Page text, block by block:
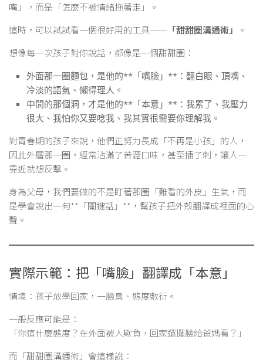
嘴」，而是「怎麼不被情緒拖著走」。
這時，可以試試看一個很好用的工具—— 「甜甜圈溝通術」
。
想像每一次孩子對你說話，都像是一個甜甜圈：
外面那一圈麵包，是他的**「嘴臉」**：翻白眼、頂嘴、
冷淡的語氣、懶得理人。
中間的那個洞，才是他的**「本意」**：我累了、我壓力
很大、我怕你又要唸我、我其實很需要你理解我。
對青春期的孩子來說，他們正努力長成「不再是小孩」的人，
因此外層那一圈，經常沾滿了苦澀口味，甚至插了刺，讓人一
靠近就想反擊。
身為父母，我們要做的不是盯著那圈「難看的外皮」生氣，而
是學會說出一句**「關鍵話」**，幫孩子把外殼翻譯成裡面的心
聲。
實際示範：把「嘴臉」翻譯成「本意」
情境：孩子放學回家，一臉臭、態度敷衍。
一般反應可能是：
「你這什麼態度？在外面被人欺負，回家還擺臉給爸媽看？」
而「甜甜圈溝通術」會這樣說：